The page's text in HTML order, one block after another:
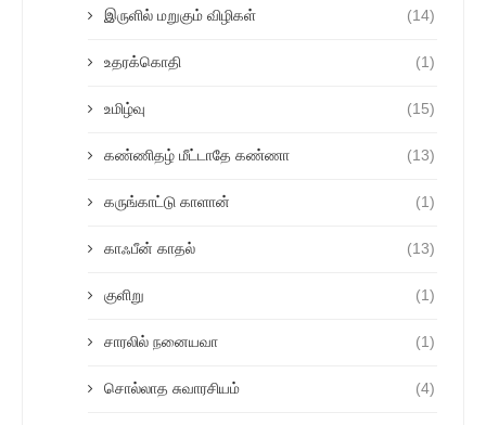
இருளில் மறுகும் விழிகள் (14)
உதரக்கொதி (1)
உமிழ்வு (15)
கண்ணிதழ் மீட்டாதே கண்ணா (13)
கருங்காட்டு காளான் (1)
காஃபீன் காதல் (13)
குளிறு (1)
சாரலில் நனையவா (1)
சொல்லாத சுவாரசியம் (4)